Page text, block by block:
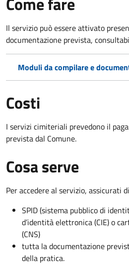
Il servizio può essere attivato
documentazione prevista,
Moduli da compilare e
Costi
I servizi cimiteriali prevedono il
prevista dal Comune.
Cosa serve
Per accedere al servizio, assicurati
SPID (sistema pubblico di
d’identità elettronica (CIE) o
(CNS)
tutta la documentazione
della pratica.